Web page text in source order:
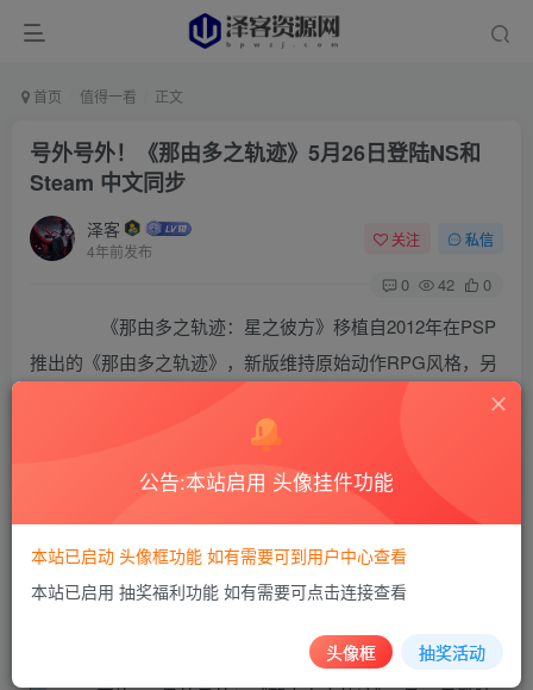
首页 值得一看 正文
号外号外！《那由多之轨迹》5月26日登陆NS和
Steam 中文同步
泽客
4年前发布
关注 私信
0 42 0
《那由多之轨迹：星之彼方》移植自2012年在PSP
推出的《那由多之轨迹》，新版维持原始动作RPG风格，另
《那由多之轨迹》描述『星之碎片』引导前往的幻
想世界，喜欢观星的少年那由多和宛如妖精般的神秘少女诺
伊。战斗系统结合那由多跳跃与连续攻击的『剑技动作』和
诺伊具有多种效果的『四季魔法』，以及两人的联手使出的
四种『齿轮战技』，在广大的失乐园中攻略各个地区！
公告:本站启用 头像挂件功能
本站已启动 头像框功能 如有需要可到用户中心查看
本站已启用 抽奖福利功能 如有需要可点击连接查看
头像框 抽奖活动